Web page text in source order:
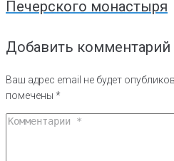
Печерского монастыря
Добавить комментарий
Ваш адрес email не будет
помечены *